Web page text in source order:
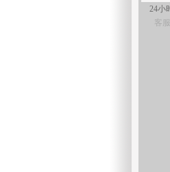
常见问
24小
客